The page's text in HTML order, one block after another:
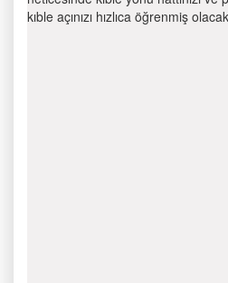
kıble açınızı hızlıca öğrenmiş